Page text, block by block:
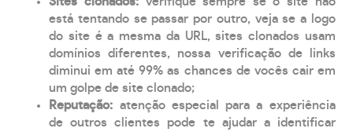
está tentando se passar por outro, veja se a logo
do site é a mesma da URL, sites clonados usam
domínios diferentes, nossa verificação de links
diminui em até 99% as chances de vocês cair em
um golpe de site clonado;
Reputação: atenção especial para a experiência
de outros clientes pode te ajudar a identificar